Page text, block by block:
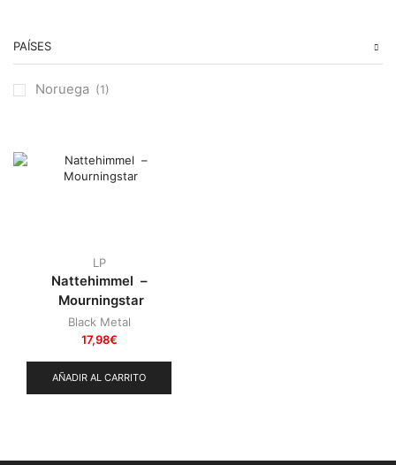
Heavy Metal
Sludge (35)
PAÍSES
Noruega (1)
LP
Nattehimmel –
Mourningstar
Black Metal
17,98€
AÑADIR AL CARRITO